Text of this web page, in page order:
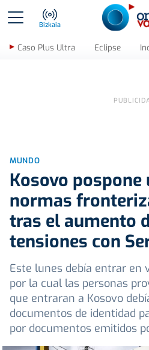
Bizkaia
Caso Plus Ultra Eclipse
MUNDO
Kosovo pospone
normas
tras el aumento
tensiones con
Este lunes debía entrar en
por la cual las personas
que entraran a Kosovo
documentos de identidad
por documentos emitidos